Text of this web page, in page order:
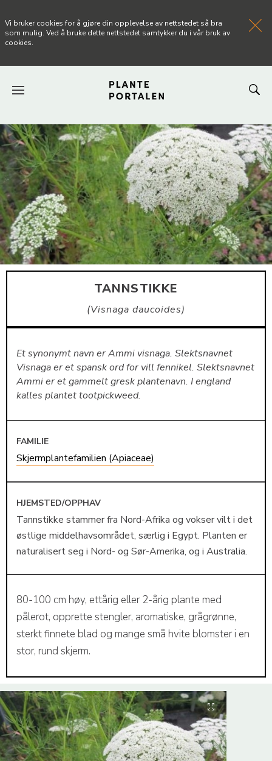
FORSIDEN
NYHETER
ARTIKLER
OM PLANTEPORTALEN
KONTAKT
Vi bruker cookies for å gjøre din opplevelse av nettstedet så bra
som mulig. Ved å bruke dette nettstedet samtykker du i vår bruk av
cookies.
TANNSTIKKE
Visnaga daucoides
Et synonymt navn er Ammi visnaga. Slektsnavnet
Visnaga er et spansk ord for vill fennikel. Slektsnavnet
Ammi er et gammelt gresk plantenavn. I england
kalles plantet tootpickweed.
FAMILIE
Skjermplantefamilien (Apiaceae)
HJEMSTED/OPPHAV
Tannstikke stammer fra Nord-Afrika og vokser vilt i det
østlige middelhavsområdet, særlig i Egypt. Planten er
naturalisert seg i Nord- og Sør-Amerika, og i Australia.
80-100 cm høy, ettårig eller 2-årig plante med
pålerot, opprette stengler, aromatiske, grågrønne,
sterkt finnete blad og mange små hvite blomster i en
stor, rund skjerm.